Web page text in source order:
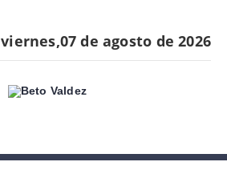
viernes,07 de agosto de 2026